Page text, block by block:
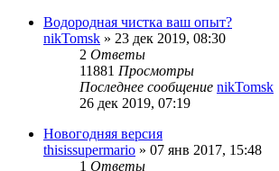
Водородная чистка ваш опыт?
nikTomsk » 23 дек 2019, 08:30
2 Ответы
11881 Просмотры
Последнее сообщение nikTomsk
26 дек 2019, 07:19
Новогодняя версия
thisissupermario » 07 янв 2017, 15:48
1 Ответы